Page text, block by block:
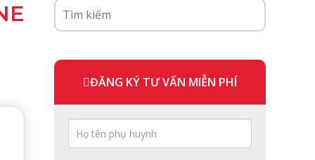
ĐĂNG KÝ TƯ VẤN MIỄN PHÍ